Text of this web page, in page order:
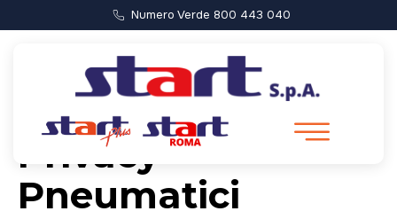
Numero Verde 800 443 040
Informativa
Privacy –
Pneumatici